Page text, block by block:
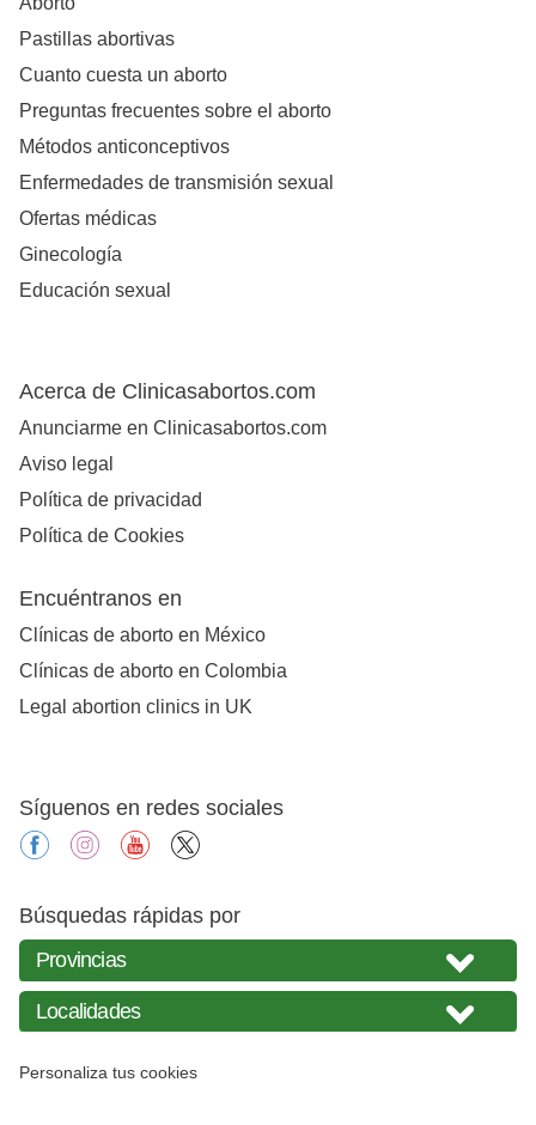
Pastillas abortivas
Cuanto cuesta un aborto
Preguntas frecuentes sobre el aborto
Métodos anticonceptivos
Enfermedades de transmisión sexual
Ofertas médicas
Ginecología
Educación sexual
Acerca de Clinicasabortos.com
Anunciarme en Clinicasabortos.com
Aviso legal
Política de privacidad
Política de Cookies
Encuéntranos en
Clínicas de aborto en México
Clínicas de aborto en Colombia
Legal abortion clinics in UK
Síguenos en redes sociales
facebookinstagramyoutube
Búsquedas rápidas por
Personaliza tus cookies